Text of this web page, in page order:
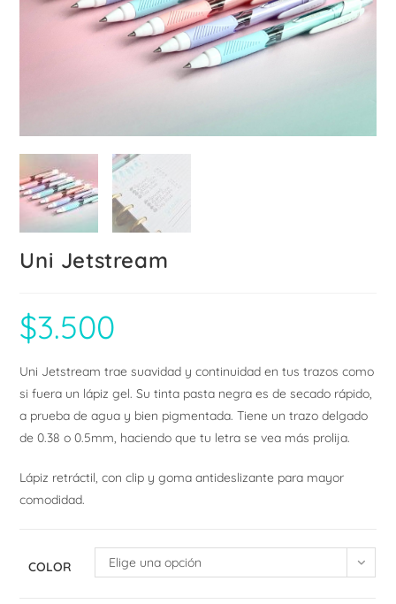
Uni Jetstream
$3.500
Uni Jetstream trae suavidad y continuidad en tus trazos como
si fuera un lápiz gel. Su tinta pasta negra es de secado rápido,
a prueba de agua y bien pigmentada. Tiene un trazo delgado
de 0.38 o 0.5mm, haciendo que tu letra se vea más prolija.
Lápiz retráctil, con clip y goma antideslizante para mayor
comodidad.
COLOR Elige una opción